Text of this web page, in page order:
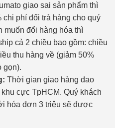
giao sai sản phẩm thì
chi phí đổi trả hàng cho quý
muốn đổi hàng hóa thì
cả 2 chiều bao gồm: chiều
thu hàng về (giảm 50%
gọn).
Thời gian giao hàng dao
cực TpHCM. Quý khách
hóa đơn 3 triệu sẽ được